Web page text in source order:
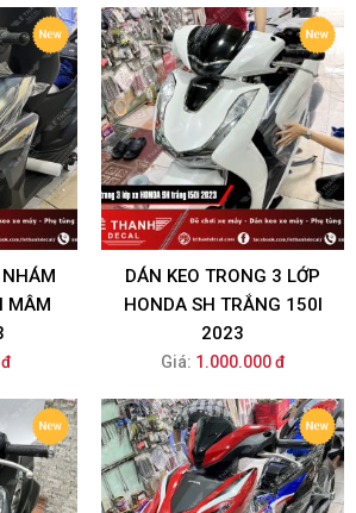
MÂM
DÁN KEO TRONG 3 LỚP
HONDA SH TRẮNG 150I
2023
Giá: 1.000.000 đ